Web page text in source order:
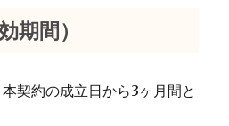
期間）
契約の成立日から3ヶ月間と